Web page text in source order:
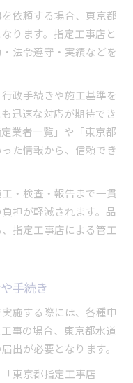
依頼する場合、東京都
ります。指定工事店と
法令遵守・実績などを
政手続きや施工基準を
迅速な対応が期待でき
業者一覧」や「東京都
た情報から、信頼でき
・検査・報告まで一貫
担が軽減されます。品
指定工事店による管工
手続き
施する際には、各種申
事の場合、東京都水道
出が必要となります。
東京都指定工事店